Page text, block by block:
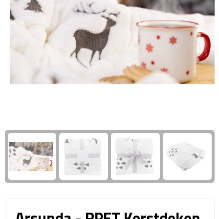
Business trolleys
Documententassen
Kledingtassen
Laptophoezen & -tassen
Reistassen & Trolleys
Reistassen
Trolleys
Giftcards
Wellness Giftsets